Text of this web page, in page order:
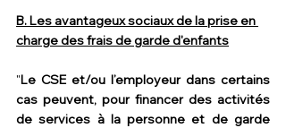
B. Les avantageux sociaux de la prise en
charge des frais de garde d'enfants
"Le CSE et/ou l’employeur dans certains
cas peuvent, pour financer des activités
de services à la personne et de garde